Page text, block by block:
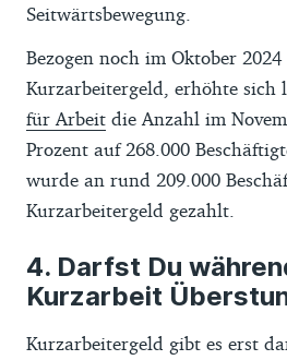
Seitwärtsbewegung.
Bezogen noch im Oktober
Kurzarbeitergeld, erhöhte sich
für Arbeit die Anzahl im
Prozent auf 268.000
wurde an rund 209.000
Kurzarbeitergeld gezahlt.
Darfst Du
Kurzarbeit
Kurzarbeitergeld gibt es erst